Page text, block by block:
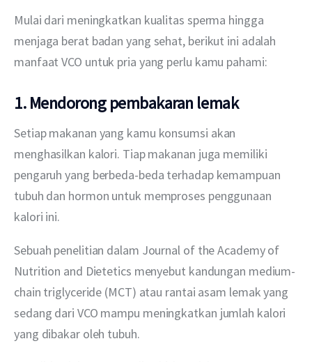
Mulai dari meningkatkan kualitas sperma hingga
menjaga berat badan yang sehat, berikut ini adalah
manfaat VCO untuk pria yang perlu kamu pahami:
1. Mendorong pembakaran lemak
Setiap makanan yang kamu konsumsi akan
menghasilkan kalori. Tiap makanan juga memiliki
pengaruh yang berbeda-beda terhadap kemampuan
tubuh dan hormon untuk memproses penggunaan
kalori ini.
Sebuah penelitian dalam Journal of the Academy of
Nutrition and Dietetics menyebut kandungan medium-
chain triglyceride (MCT) atau rantai asam lemak yang
sedang dari VCO mampu meningkatkan jumlah kalori
yang dibakar oleh tubuh.